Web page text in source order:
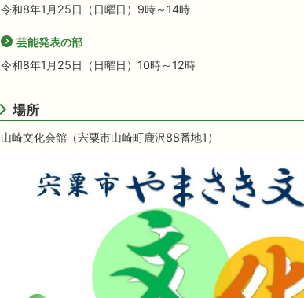
令和8年1月25日（日曜日）9時～14時
芸能発表の部
令和8年1月25日（日曜日）10時～12時
場所
山崎文化会館（宍粟市山崎町鹿沢88番地1）